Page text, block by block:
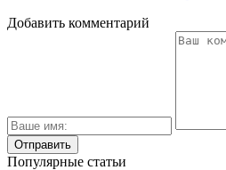
Добавить комментарий
Популярные статьи